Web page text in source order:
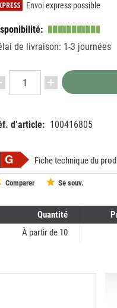
Envoi express possible
de livraison: 1-3 journées
d’article: 100416805
Fiche technique du
Comparer Se souv.
Quantité
À partir de 10